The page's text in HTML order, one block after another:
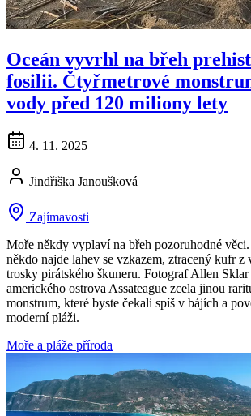
Oceán vyvrhl na břeh
fosilii. Čtyřmetrové
vody před 120 miliony lety
4. 11. 2025
Jindřiška Janoušková
Zajímavosti
Moře někdy vyplaví na břeh pozoruhodné věci.
někdo najde lahev se vzkazem, ztracený kufr
trosky pirátského škuneru. Fotograf Allen
amerického ostrova Assateague zcela jinou
monstrum, které byste čekali spíš v bájích a
moderní pláži.
Moře a pláže příroda